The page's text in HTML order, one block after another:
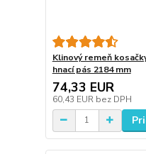
Klinový remeň
hnací pás 2184 mm
74,33 EUR
60,43 EUR bez DPH